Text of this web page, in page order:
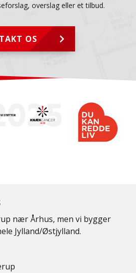
overslag eller et tilbud.
OS
nær Århus, men vi bygger
Jylland/Østjylland.